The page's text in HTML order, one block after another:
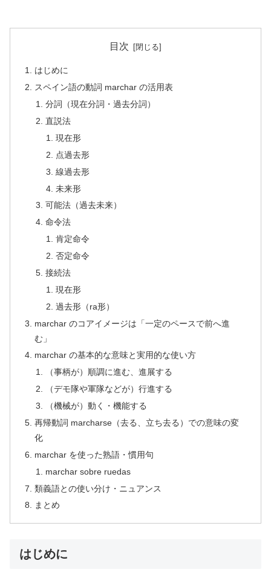
目次
はじめに
スペイン語の動詞 marchar の活用表
分詞（現在分詞・過去分詞）
直説法
現在形
点過去形
線過去形
未来形
可能法（過去未来）
命令法
肯定命令
否定命令
接続法
現在形
過去形（ra形）
marchar のコアイメージは「一定のペースで前へ進
む」
marchar の基本的な意味と実用的な使い方
（事柄が）順調に進む、進展する
（デモ隊や軍隊などが）行進する
（機械が）動く・機能する
再帰動詞 marcharse（去る、立ち去る）での意味の変
化
marchar を使った熟語・慣用句
marchar sobre ruedas
類義語との使い分け・ニュアンス
まとめ
はじめに